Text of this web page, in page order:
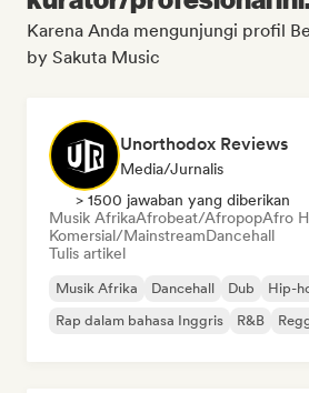
Karena Anda mengunjungi profil
by Sakuta Music
Unorthodox Reviews
Media/Jurnalis
> 1500 jawaban yang diberikan
Musik AfrikaAfrobeat/AfropopAfro
Komersial/MainstreamDancehall
Tulis artikel
Musik Afrika Dancehall Dub Hip-
Rap dalam bahasa Inggris
R&B